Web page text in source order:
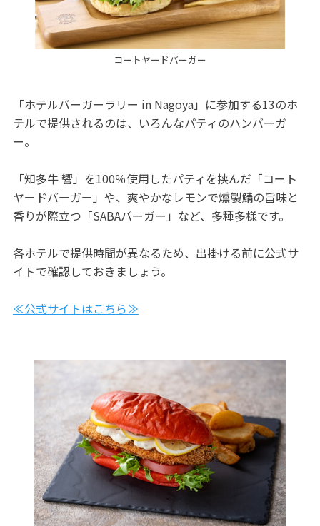
コートヤードバーガー
「ホテルバーガーラリー in Nagoya」に参加する13のホ
テルで提供されるのは、いろんなパティのハンバーガ
ー。
「知多牛 響」を100％使用したパティを挟んだ「コート
ヤードバーガー」や、爽やかなレモンで燻製鯖の旨味と
香りが際立つ「SABAバーガー」など、多種多様です。
各ホテルで提供時間が異なるため、出掛ける前に公式サ
イトで確認しておきましょう。
≪公式サイトはこちら≫